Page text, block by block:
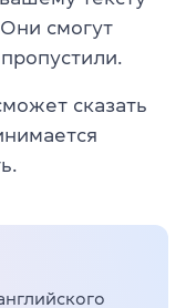
смогут
сказать